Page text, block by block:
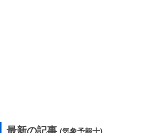
最新の記事 (気象予報士)